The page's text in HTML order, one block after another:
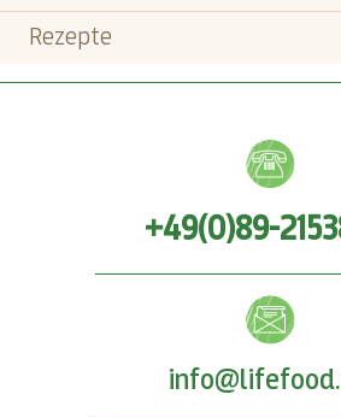
Rezepte
+49(0)89-